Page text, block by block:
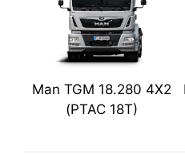
Man TGM 18.280 4X2
(PTAC 18T)